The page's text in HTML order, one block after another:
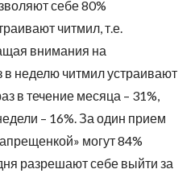
себе 80%
читмил, т.е.
внимания на
в неделю читмил устраивают
в течение месяца – 31%,
– 16%. За один прием
могут 84%
разрешают себе выйти за